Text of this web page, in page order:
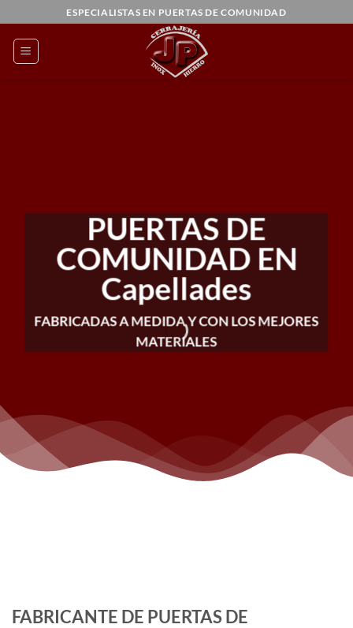
al
contenido
ESPECIALISTAS EN PUERTAS DE COMUNIDAD
PUERTAS DE
COMUNIDAD EN
Capellades
FABRICADAS A MEDIDA Y CON LOS MEJORES
MATERIALES
FABRICANTE DE PUERTAS DE